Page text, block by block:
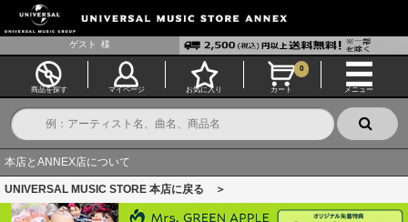
ゲスト 様
商品を探す マイページ お気に入り カート
0
メニュー
本店とANNEX店について
UNIVERSAL MUSIC STORE 本店に戻る ＞